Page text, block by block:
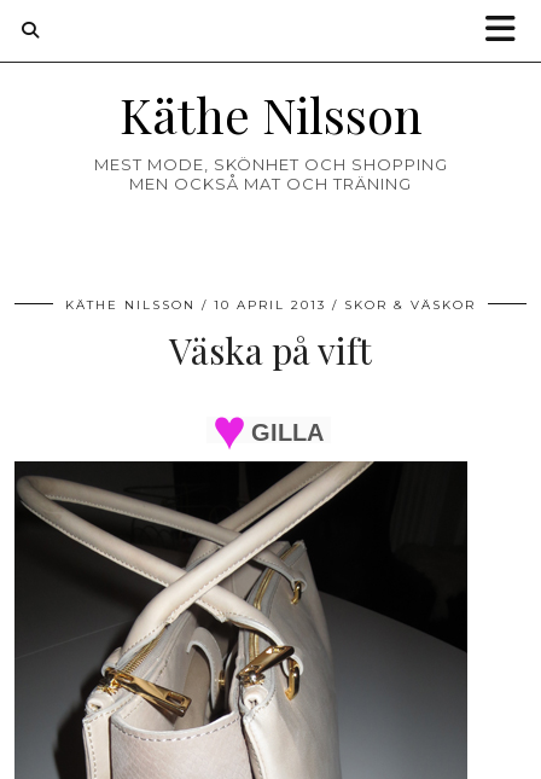
Käthe Nilsson
MEST MODE, SKÖNHET OCH SHOPPING
MEN OCKSÅ MAT OCH TRÄNING
KÄTHE NILSSON 10 APRIL 2013 SKOR & VÄSKOR
Väska på vift
GILLA